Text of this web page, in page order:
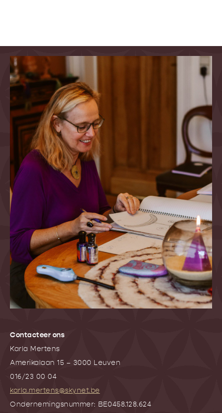
Contacteer ons
Karla Mertens
Amerikalaan 15 – 3000 Leuven
016/23 00 04
karla.mertens@skynet.be
Ondernemingsnummer: BE0458.128.624